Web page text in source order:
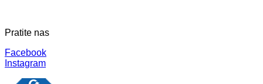
Pratite nas
Facebook
Instagram